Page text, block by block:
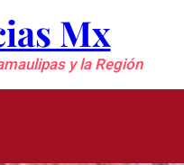
Mx
y la Región